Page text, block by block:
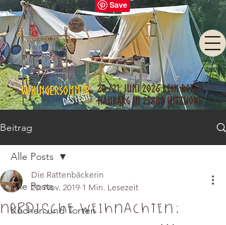
Beitrag
Alle Posts
Kuchen und Torten
Alle Posts
Nordische Weihnachten:
Die Rattenbäckerin
20. Nov. 2019 1 Min. Lesezeit